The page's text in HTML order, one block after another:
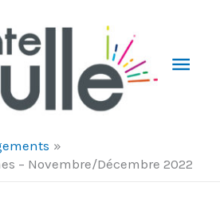
– Novembre/Décembre 2022